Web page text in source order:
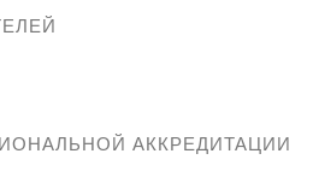
АККРЕДИТАЦИИ